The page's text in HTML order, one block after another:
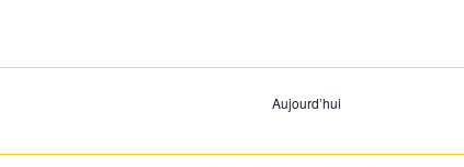
Aujourd’hui